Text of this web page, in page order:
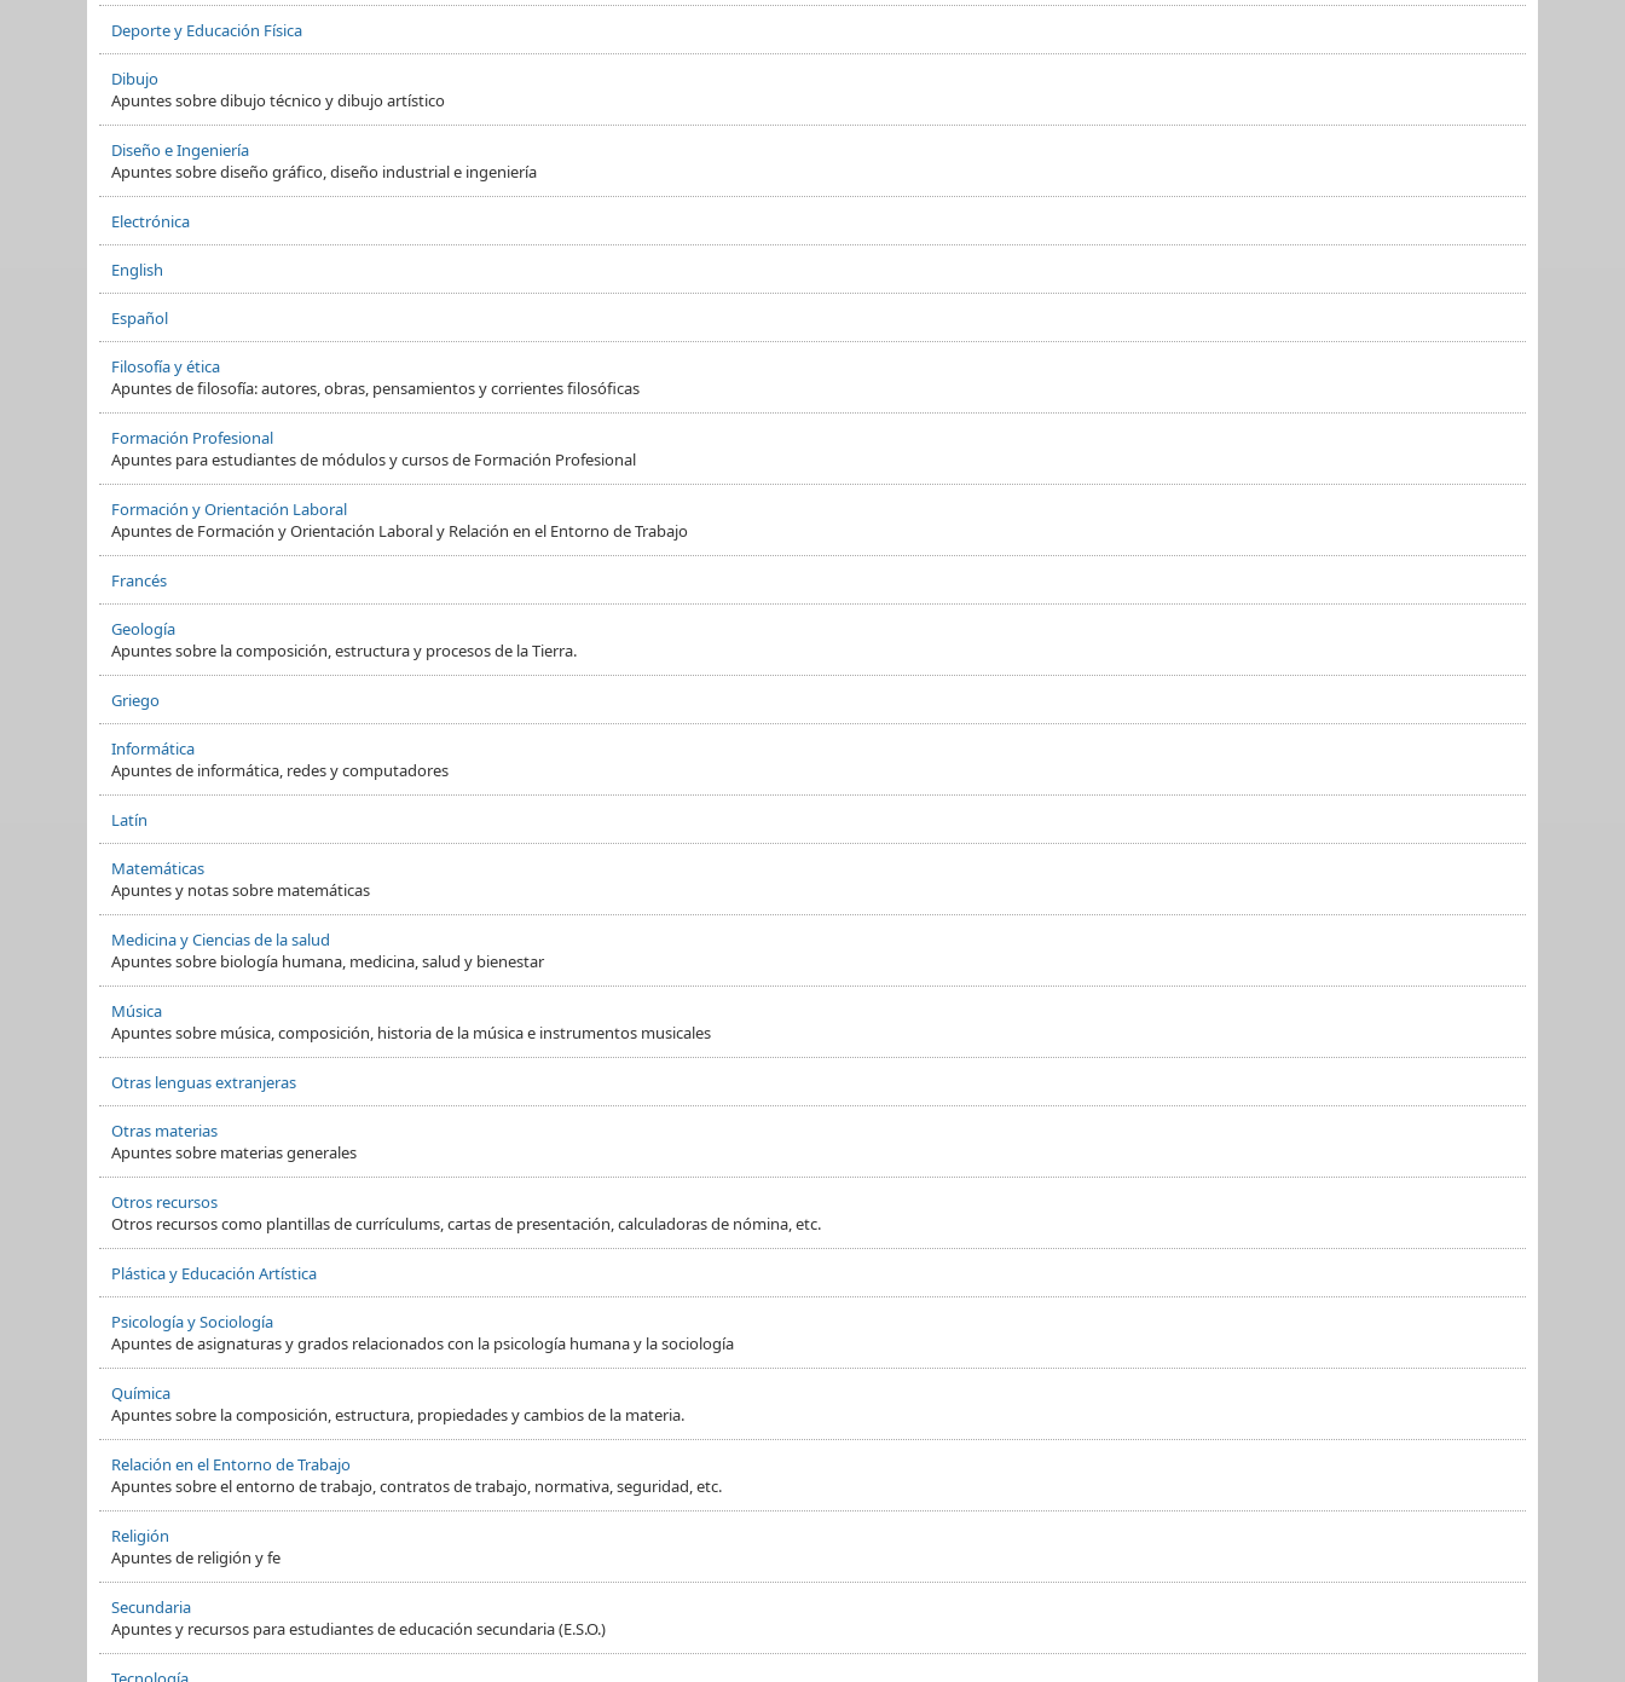
Deporte y Educación Física
Dibujo
Apuntes sobre dibujo técnico y dibujo artístico
Diseño e Ingeniería
Apuntes sobre diseño gráfico, diseño industrial e ingeniería
Electrónica
English
Español
Filosofía y ética
Apuntes de filosofía: autores, obras, pensamientos y corrientes filosóficas
Formación Profesional
Apuntes para estudiantes de módulos y cursos de Formación Profesional
Formación y Orientación Laboral
Apuntes de Formación y Orientación Laboral y Relación en el Entorno de Trabajo
Francés
Geología
Apuntes sobre la composición, estructura y procesos de la Tierra.
Griego
Informática
Apuntes de informática, redes y computadores
Latín
Matemáticas
Apuntes y notas sobre matemáticas
Medicina y Ciencias de la salud
Apuntes sobre biología humana, medicina, salud y bienestar
Música
Apuntes sobre música, composición, historia de la música e instrumentos musicales
Otras lenguas extranjeras
Otras materias
Apuntes sobre materias generales
Otros recursos
Otros recursos como plantillas de currículums, cartas de presentación, calculadoras de nómina, etc.
Plástica y Educación Artística
Psicología y Sociología
Apuntes de asignaturas y grados relacionados con la psicología humana y la sociología
Química
Apuntes sobre la composición, estructura, propiedades y cambios de la materia.
Relación en el Entorno de Trabajo
Apuntes sobre el entorno de trabajo, contratos de trabajo, normativa, seguridad, etc.
Religión
Apuntes de religión y fe
Secundaria
Apuntes y recursos para estudiantes de educación secundaria (E.S.O.)